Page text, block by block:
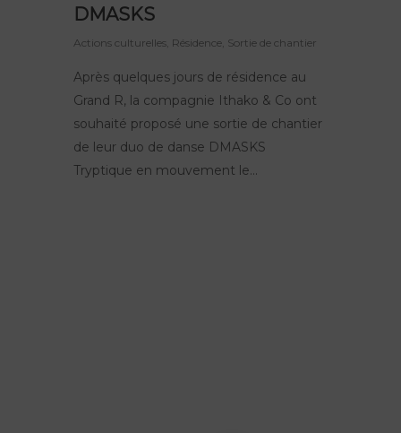
DMASKS
Actions culturelles Résidence Sortie de chantier
Après quelques jours de résidence au
Grand R, la compagnie Ithako & Co ont
souhaité proposé une sortie de chantier
de leur duo de danse DMASKS
Tryptique en mouvement le...